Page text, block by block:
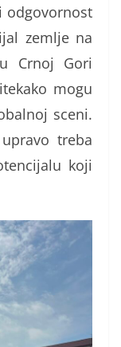
odgovornost
zemlje na
Crnoj Gori
mogu
sceni.
treba
koji